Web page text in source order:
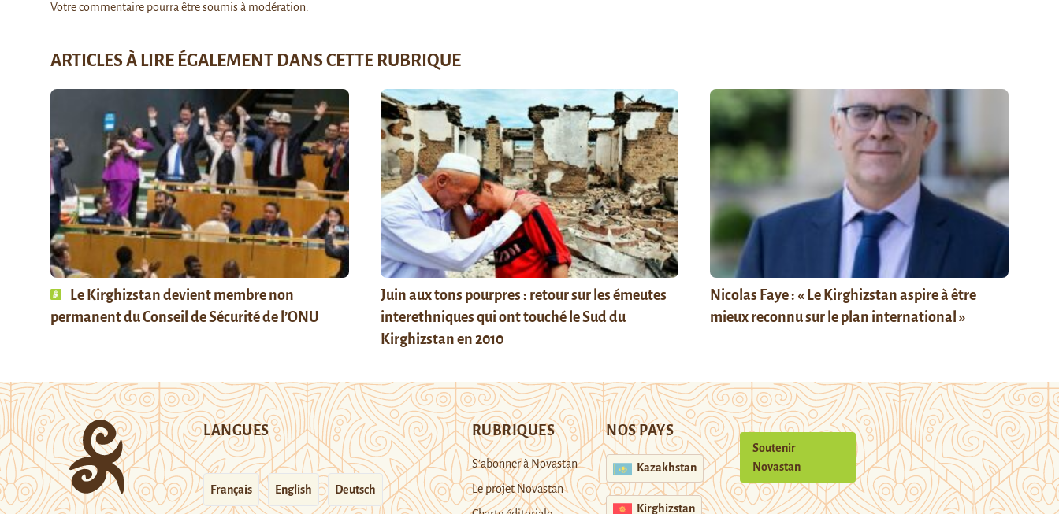
Votre commentaire pourra être soumis à modération.
ARTICLES À LIRE ÉGALEMENT DANS CETTE RUBRIQUE
Le Kirghizstan devient membre non
permanent du Conseil de Sécurité de l’ONU
Juin aux tons pourpres : retour sur les émeutes
interethniques qui ont touché le Sud du
Kirghizstan en 2010
Nicolas Faye : « Le Kirghizstan aspire à être
mieux reconnu sur le plan international »
LANGUES
Français English Deutsch
RUBRIQUES
S’abonner à Novastan
Le projet Novastan
NOS PAYS
Kazakhstan
Kirghizstan
Soutenir
Novastan